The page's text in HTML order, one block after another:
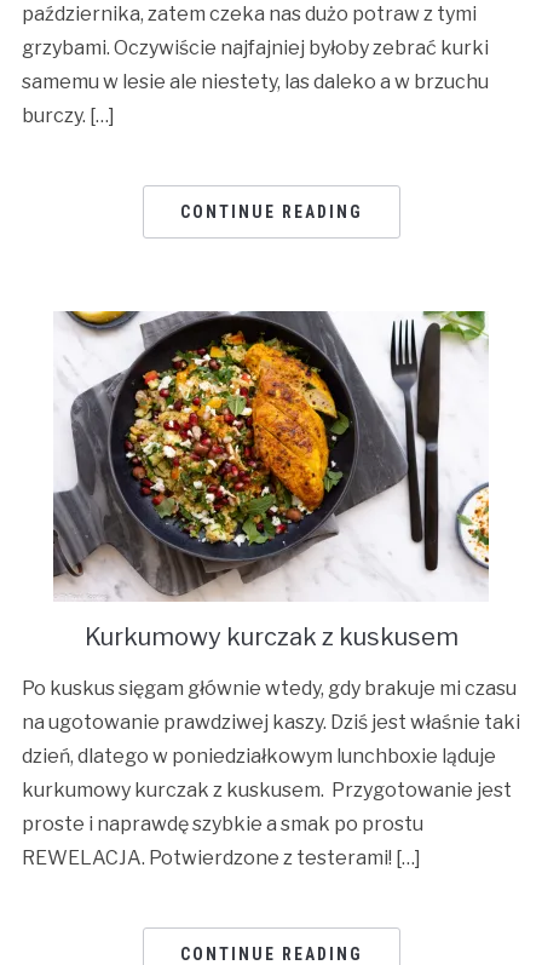
października, zatem czeka nas dużo potraw z tymi
grzybami. Oczywiście najfajniej byłoby zebrać kurki
samemu w lesie ale niestety, las daleko a w brzuchu
burczy. […]
CONTINUE READING
Kurkumowy kurczak z kuskusem
Po kuskus sięgam głównie wtedy, gdy brakuje mi czasu
na ugotowanie prawdziwej kaszy. Dziś jest właśnie taki
dzień, dlatego w poniedziałkowym lunchboxie ląduje
kurkumowy kurczak z kuskusem. Przygotowanie jest
proste i naprawdę szybkie a smak po prostu
REWELACJA. Potwierdzone z testerami! […]
CONTINUE READING